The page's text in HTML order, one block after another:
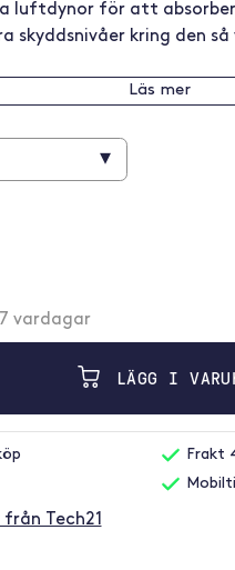
luftdynor för att
skyddsnivåer kring den
Läs mer
▾
vardagar
LÄGG I
Frakt
Tech21